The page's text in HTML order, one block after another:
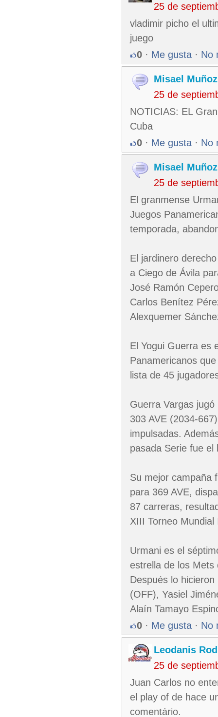
25 de
vladimir picho el
juego
0 · Me gusta · No
Misael Muñoz
25 de
NOTICIAS: EL
Cuba
0 · Me gusta · No
Misael Muñoz
25 de
El granmense
Juegos
temporada,
El jardinero
a Ciego de Ávila
José Ramón
Carlos Benítez
Alexquemer
El Yogui Guerra es
Panamericanos
lista de 45
Guerra Vargas
303 AVE (2034-
impulsadas.
pasada Serie fue
Su mejor campaña
para 369 AVE,
87 carreras,
XIII Torneo
Urmani es el
estrella de los Mets
Después lo
(OFF), Yasiel
Alaín Tamayo
0 · Me gusta · No
Leodanis
25 de
Juan Carlos no
el play of de hace
comentário.